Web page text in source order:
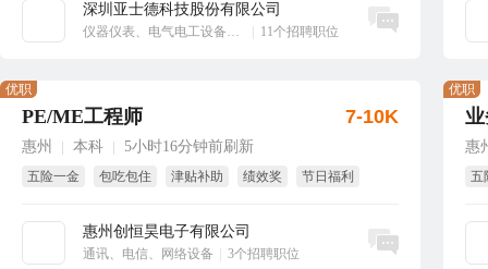
深圳亚士德科技股份有限公司
仪器仪表、电气电工设备、工业自动化 11个招聘职位
立即沟通
PE/ME工程师
惠州 本科 5小时16分钟前刷新
五险一金 包吃包住 津贴补助 绩效奖
节日福利
惠州创恒昊电子有限公司
通讯、电信、网络设备 3个招聘职位
优职
7-10K
立即沟通
惠
五
优职